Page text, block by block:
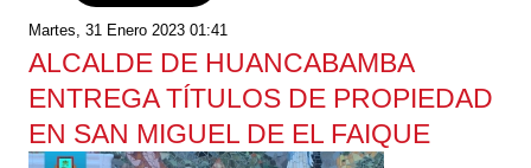
Martes, 31 Enero 2023 01:41
ALCALDE DE HUANCABAMBA
ENTREGA TÍTULOS DE PROPIEDAD
EN SAN MIGUEL DE EL FAIQUE